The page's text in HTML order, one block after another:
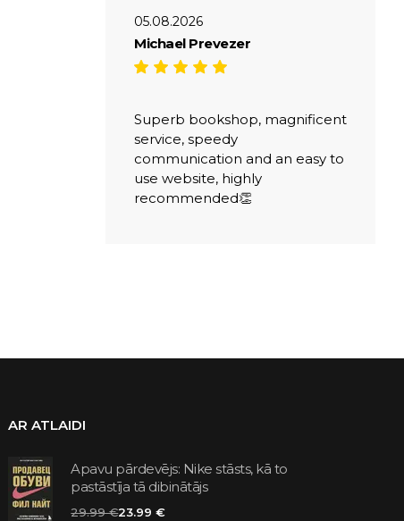
05.08.2026
Michael Prevezer
Superb bookshop, magnificent
service, speedy
communication and an easy to
use website, highly
recommended👏
AR ATLAIDI
Apavu pārdevējs: Nike stāsts, kā to
pastāstīja tā dibinātājs
29.99 €23.99 €